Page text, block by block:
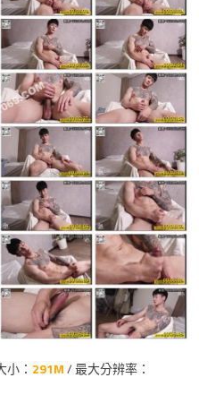
： 291M/ 最大分辨率：